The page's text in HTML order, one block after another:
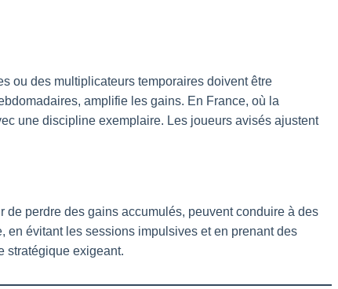
ou des multiplicateurs temporaires doivent être
amplifie les gains. En France, où la
une discipline exemplaire. Les joueurs avisés ajustent
de perdre des gains accumulés, peuvent conduire à des
en évitant les sessions impulsives et en prenant des
stratégique exigeant.